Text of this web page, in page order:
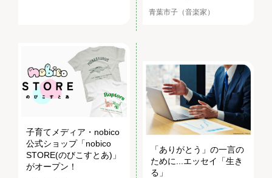
青葉市子（音楽家）
子育てメディア・nobico
公式ショップ「nobico
STORE(のびこすとあ)」
がオープン！
「ありがとう」の一言の
ために...エッセイ「生き
る」